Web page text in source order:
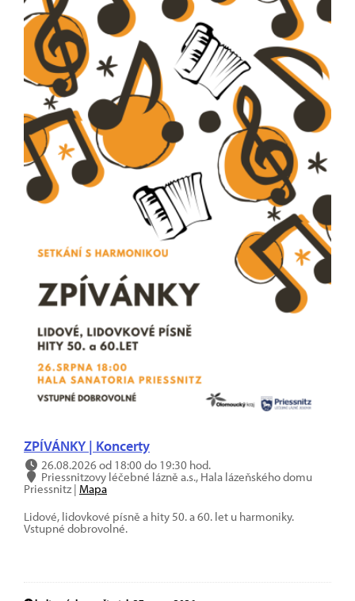
ZPÍVÁNKY | Koncerty
26.08.2026 od 18:00 do 19:30 hod.
Priessnitzovy léčebné lázně a.s., Hala lázeňského domu
Priessnitz | Mapa
Lidové, lidovkové písně a hity 50. a 60. let u harmoniky.
Vstupné dobrovolné.